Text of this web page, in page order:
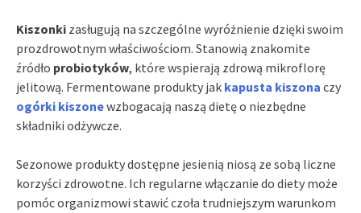
Kiszonki zasługują na szczególne wyróżnienie dzięki swoim
prozdrowotnym właściwościom. Stanowią znakomite
źródło probiotyków, które wspierają zdrową mikroflorę
jelitową. Fermentowane produkty jak kapusta kiszona czy
ogórki kiszonewzbogacają naszą dietę o niezbędne
składniki odżywcze.
Sezonowe produkty dostępne jesienią niosą ze sobą liczne
korzyści zdrowotne. Ich regularne włączanie do diety może
pomóc organizmowi stawić czoła trudniejszym warunkom